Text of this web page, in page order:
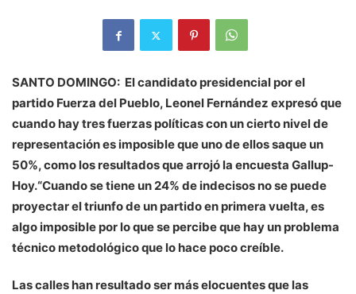
SANTO DOMINGO: El candidato presidencial por el
partido Fuerza del Pueblo, Leonel Fernández expresó que
cuando hay tres fuerzas políticas con un cierto nivel de
representación es imposible que uno de ellos saque un
50%, como los resultados que arrojó la encuesta Gallup-
Hoy.“Cuando se tiene un 24% de indecisos no se puede
proyectar el triunfo de un partido en primera vuelta, es
algo imposible por lo que se percibe que hay un problema
técnico metodológico que lo hace poco creíble.
Las calles han resultado ser más elocuentes que las